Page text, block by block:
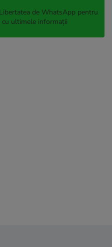
de WhatsApp pentru
cu ultimele informații